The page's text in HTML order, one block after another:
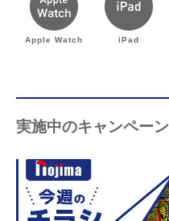
Apple Watch iPad
実施中のキャンペーン